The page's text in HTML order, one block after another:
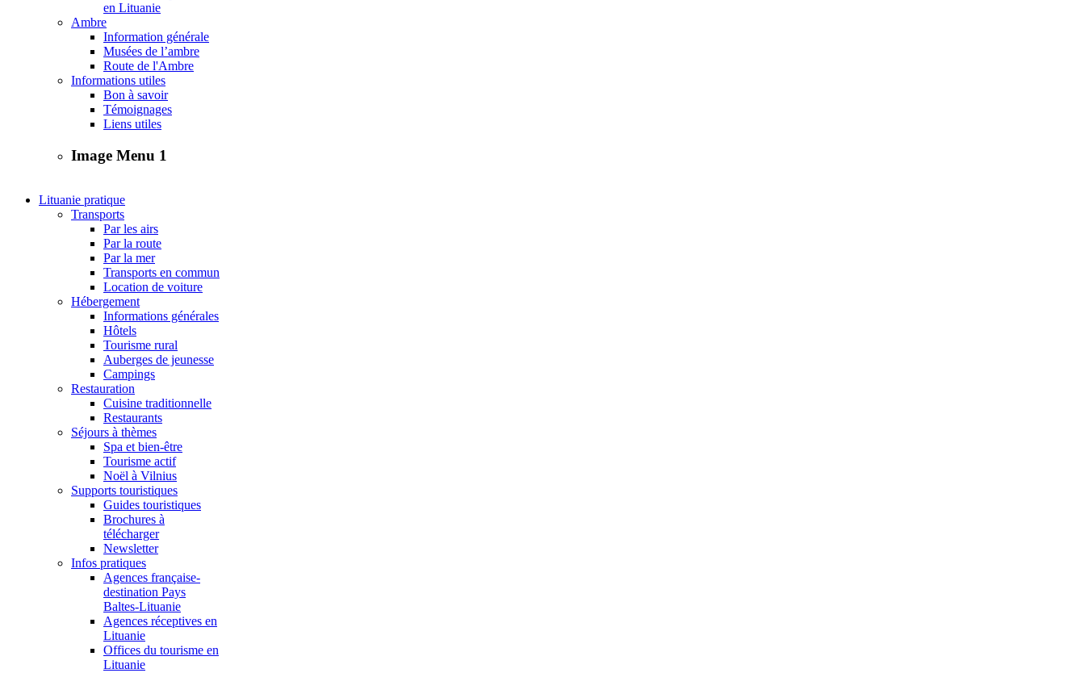
en Lituanie
Ambre
Information générale
Musées de l’ambre
Route de l'Ambre
Informations utiles
Bon à savoir
Témoignages
Liens utiles
Image Menu 1
Lituanie pratique
Transports
Par les airs
Par la route
Par la mer
Transports en commun
Location de voiture
Hébergement
Informations générales
Hôtels
Tourisme rural
Auberges de jeunesse
Campings
Restauration
Cuisine traditionnelle
Restaurants
Séjours à thèmes
Spa et bien-être
Tourisme actif
Noël à Vilnius
Supports touristiques
Guides touristiques
Brochures à
télécharger
Newsletter
Infos pratiques
Agences française-
destination Pays
Baltes-Lituanie
Agences réceptives en
Lituanie
Offices du tourisme en
Lituanie